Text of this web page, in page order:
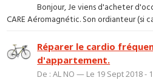
Bonjour, Je viens d'acheter
CARE Aéromagnétic. Son ordianteur (si
Réparer le cardio
d'appartement.
De : AL NO — Le 19 Sept 2018